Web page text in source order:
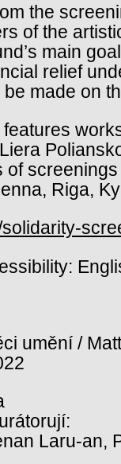
the
of the
main
relief
made on
of
Riga,
umění /
Laru-an,